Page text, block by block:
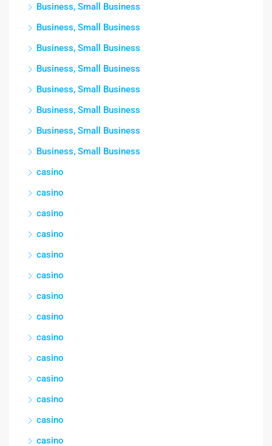
Business, Small Business
Business, Small Business
Business, Small Business
Business, Small Business
Business, Small Business
Business, Small Business
Business, Small Business
Business, Small Business
casino
casino
casino
casino
casino
casino
casino
casino
casino
casino
casino
casino
casino
casino